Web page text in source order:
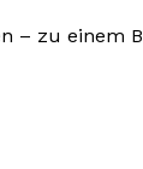
– zu einem